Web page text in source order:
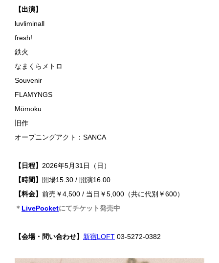
【出演】
luvliminall
fresh!
鉄火
なまくらメトロ
Souvenir
FLAMYNGS
Mömoku
旧作
オープニングアクト：SANCA
【日程】 2026年5月31日（日）
【時間】 開場15:30 / 開演16:00
【料金】 前売￥4,500 / 当日￥5,000（共に代別￥600）
＊ LivePocketにてチケット発売中
【会場・問い合わせ】 新宿LOFT 03-5272-0382